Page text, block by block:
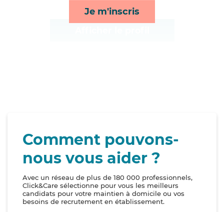
Je m'inscris
Comment pouvons-
nous vous aider ?
Avec un réseau de plus de 180 000 professionnels,
Click&Care sélectionne pour vous les meilleurs
candidats pour votre maintien à domicile ou vos
besoins de recrutement en établissement.